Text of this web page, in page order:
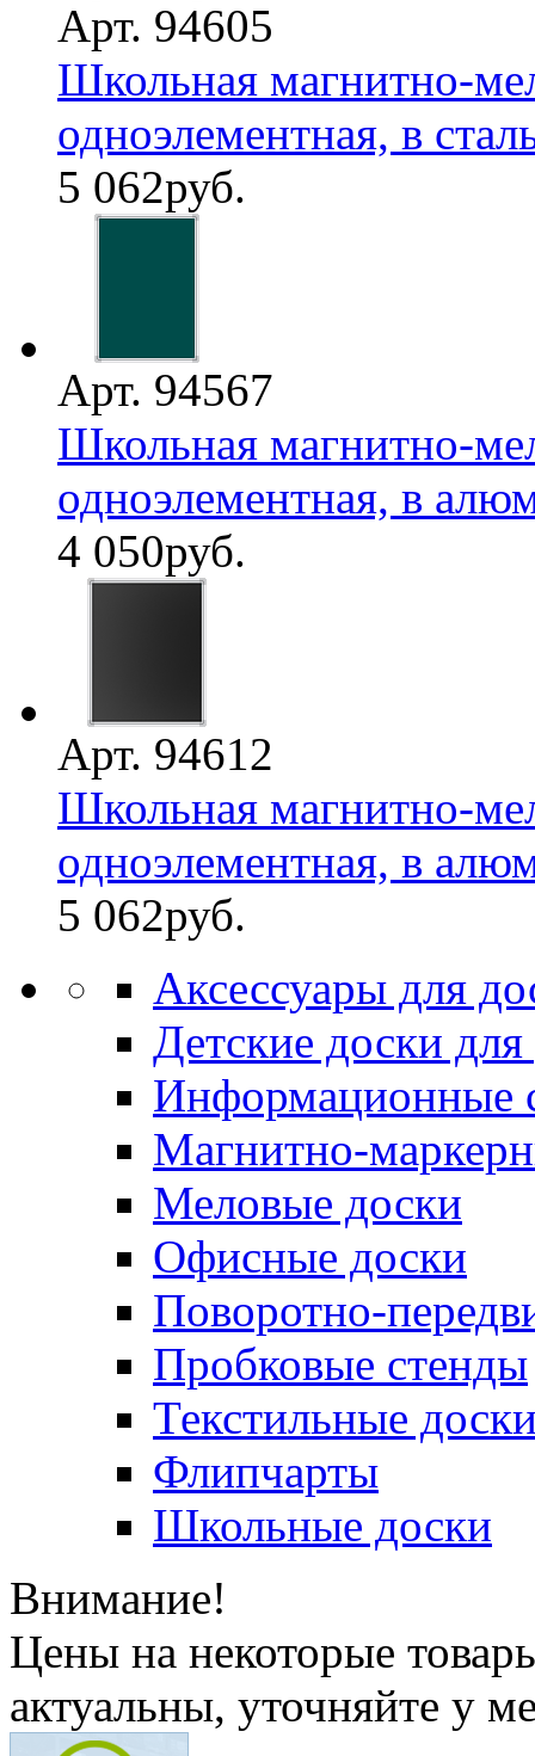
Арт. 94605
Школьная магнитно-
одноэлементная, в
5 062руб.
Арт. 94567
Школьная магнитно-
одноэлементная, в
4 050руб.
Арт. 94612
Школьная магнитно-
одноэлементная, в
5 062руб.
Аксессуары для
Детские доски
Информационные
Магнитно-
Меловые доски
Офисные доски
Поворотно-
Пробковые стенды
Текстильные
Флипчарты
Школьные доски
Внимание!
Цены на некоторые
актуальны, уточняйте у